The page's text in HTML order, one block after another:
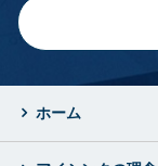
ホーム